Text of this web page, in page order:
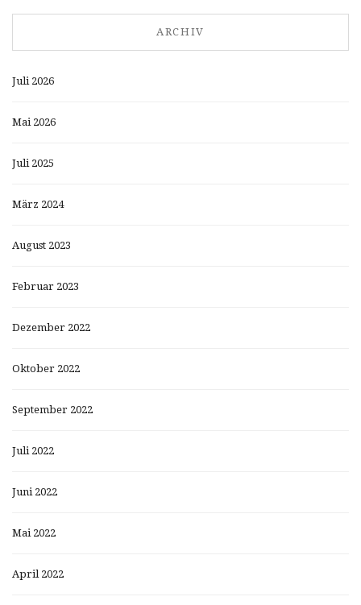
ARCHIV
Juli 2026
Mai 2026
Juli 2025
März 2024
August 2023
Februar 2023
Dezember 2022
Oktober 2022
September 2022
Juli 2022
Juni 2022
Mai 2022
April 2022